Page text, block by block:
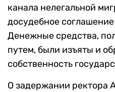
канала нелегальной
досудебное
Денежные средства,
путем, были изъяты и
собственность
О задержании ректора